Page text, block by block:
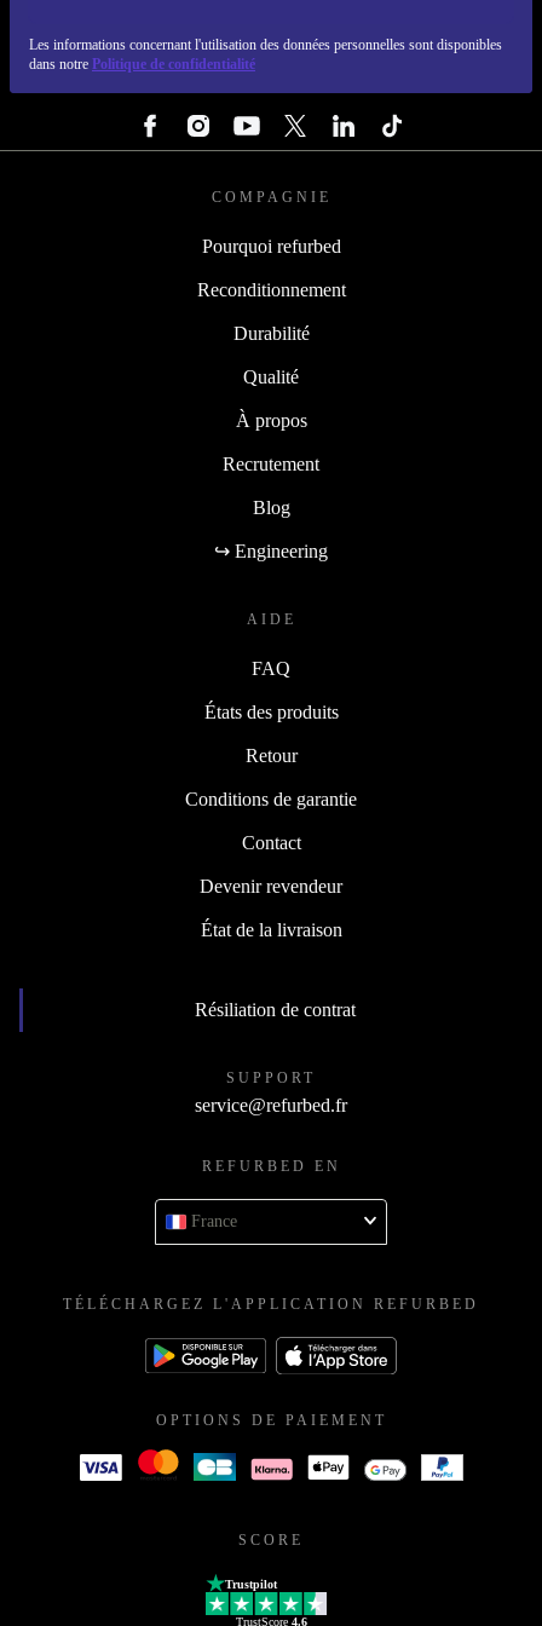
Les informations concernant l'utilisation des données personnelles sont disponibles
dans notre Politique de confidentialité
COMPAGNIE
Pourquoi refurbed
Reconditionnement
Durabilité
Qualité
À propos
Recrutement
Blog
↪ Engineering
AIDE
FAQ
États des produits
Retour
Conditions de garantie
Contact
Devenir revendeur
État de la livraison
Résiliation de contrat
SUPPORT
service@refurbed.fr
REFURBED EN
France
TÉLÉCHARGEZ L'APPLICATION REFURBED
OPTIONS DE PAIEMENT
SCORE
Trustpilot
TrustScore 4.6